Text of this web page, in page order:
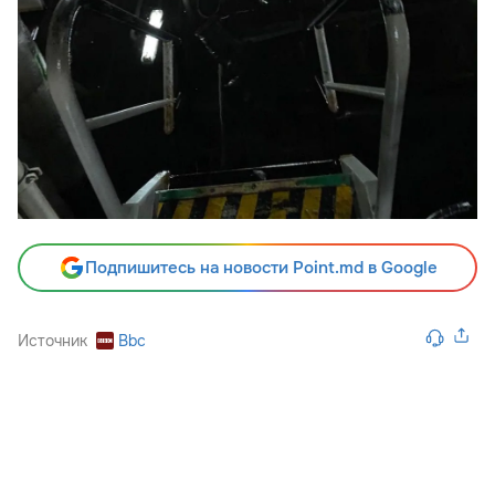
Подпишитесь на новости Point.md в Google
Источник Bbc